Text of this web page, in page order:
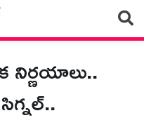
నిర్ణయాలు..